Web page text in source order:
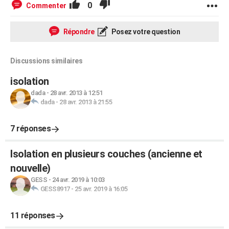
Commenter 0
Répondre Posez votre question
Discussions similaires
isolation
dada- 28 avr. 2013 à 12:51
dada- 28 avr. 2013 à 21:55
7 réponses
Isolation en plusieurs couches (ancienne et
nouvelle)
GESS - 24 avr. 2019 à 10:03
GESS8917- 25 avr. 2019 à 16:05
11 réponses